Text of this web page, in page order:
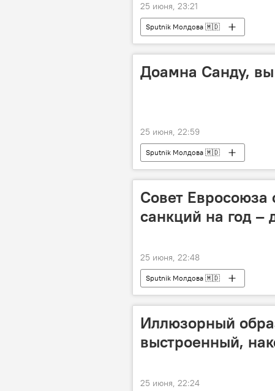
25 июня, 23:21
Sputnik Молдова 🇲🇩
Доамна Санду,
25 июня, 22:59
Sputnik Молдова 🇲🇩
Совет Евросоюза
санкций на год –
25 июня, 22:48
Sputnik Молдова 🇲🇩
Иллюзорный
выстроенный,
25 июня, 22:24